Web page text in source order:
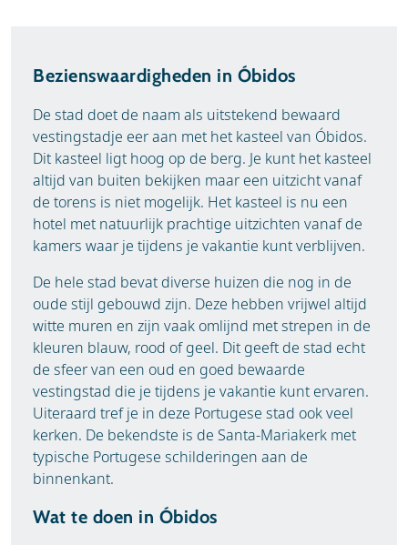
Bezienswaardigheden in Óbidos
De stad doet de naam als uitstekend bewaard
vestingstadje eer aan met het kasteel van Óbidos.
Dit kasteel ligt hoog op de berg. Je kunt het kasteel
altijd van buiten bekijken maar een uitzicht vanaf
de torens is niet mogelijk. Het kasteel is nu een
hotel met natuurlijk prachtige uitzichten vanaf de
kamers waar je tijdens je vakantie kunt verblijven.
De hele stad bevat diverse huizen die nog in de
oude stijl gebouwd zijn. Deze hebben vrijwel altijd
witte muren en zijn vaak omlijnd met strepen in de
kleuren blauw, rood of geel. Dit geeft de stad echt
de sfeer van een oud en goed bewaarde
vestingstad die je tijdens je vakantie kunt ervaren.
Uiteraard tref je in deze Portugese stad ook veel
kerken. De bekendste is de Santa-Mariakerk met
typische Portugese schilderingen aan de
binnenkant.
Wat te doen in Óbidos